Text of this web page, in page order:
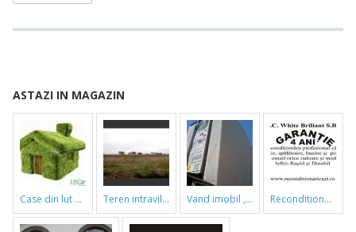
ASTAZI IN MAGAZIN
case din lut si paie teren intravilan vand imobil ,790m,piata gorjului,pret negociabil reconditionari cazi de baie